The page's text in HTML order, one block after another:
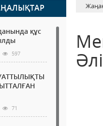
құс
597
71